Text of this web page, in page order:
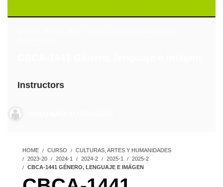
Instructors
HOME CURSO
CULTURAS, ARTES Y HUMANIDADES
2023-20
2024-1 2024-2 2025-1
2025-2
CBCA-1441 GÉNERO, LENGUAJE E IMÁGEN